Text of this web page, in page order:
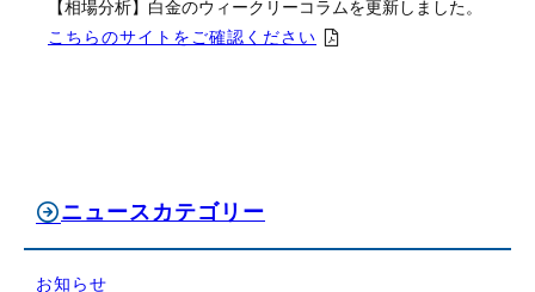
【相場分析】白金のウィークリーコラムを更新しました。
こちらのサイトをご確認ください
ニュースカテゴリー
お知らせ